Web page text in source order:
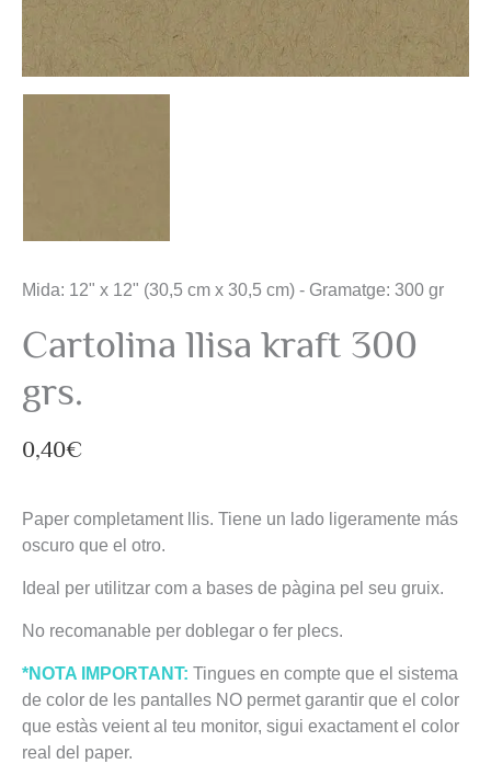
Mida: 12" x 12" (30,5 cm x 30,5 cm) - Gramatge: 300 gr
Cartolina llisa kraft 300
grs.
0,40€
Paper completament llis. Tiene un lado ligeramente más
oscuro que el otro.
Ideal per utilitzar com a bases de pàgina pel seu gruix.
No recomanable per doblegar o fer plecs.
*NOTA IMPORTANT: Tingues en compte que el sistema
de color de les pantalles NO permet garantir que el color
que estàs veient al teu monitor, sigui exactament el color
real del paper.